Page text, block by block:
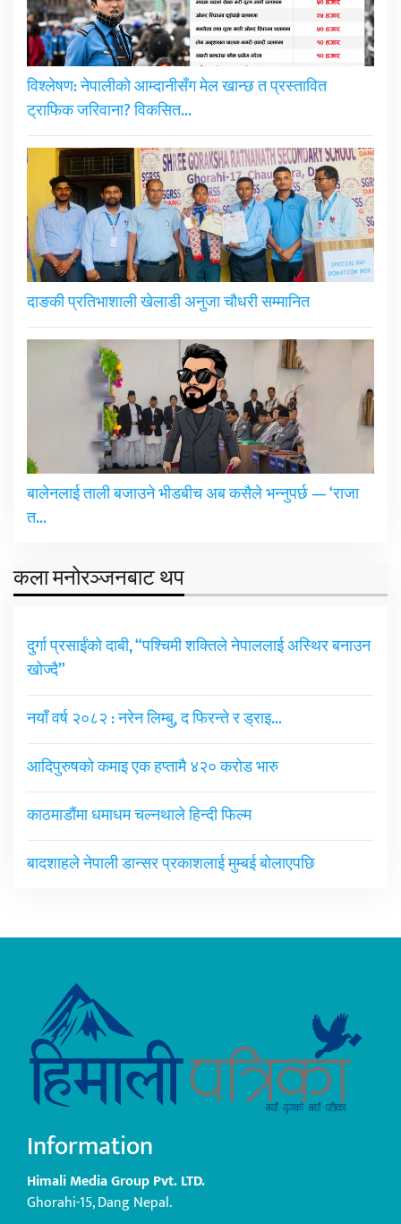
विश्लेषण: नेपालीको आम्दानीसँग मेल खान्छ त प्रस्तावित
ट्राफिक जरिवाना? विकसित…
दाङकी प्रतिभाशाली खेलाडी अनुजा चौधरी सम्मानित
बालेनलाई ताली बजाउने भीडबीच अब कसैले भन्नुपर्छ — ‘राजा
त…
कला मनोरञ्जनबाट थप
दुर्गा प्रसाईंको दाबी, “पश्चिमी शक्तिले नेपाललाई अस्थिर बनाउन
खोज्दै”
नयाँ वर्ष २०८२ : नरेन लिम्बु, द फिरन्ते र ड्राइ…
आदिपुरुषको कमाइ एक हप्तामै ४२० करोड भारु
काठमाडौंमा धमाधम चल्नथाले हिन्दी फिल्म
बादशाहले नेपाली डान्सर प्रकाशलाई मुम्बई बोलाएपछि
Information
Himali Media Group Pvt. LTD.
Ghorahi-15, Dang Nepal.